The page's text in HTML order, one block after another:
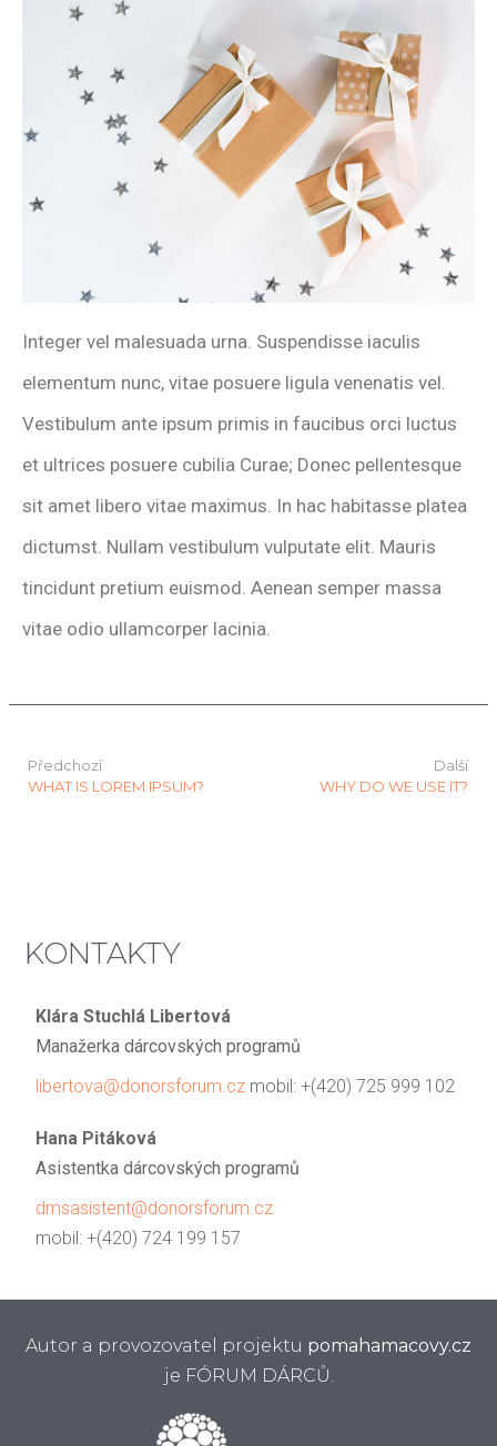
Integer vel malesuada urna. Suspendisse iaculis
elementum nunc, vitae posuere ligula venenatis vel.
Vestibulum ante ipsum primis in faucibus orci luctus
et ultrices posuere cubilia Curae; Donec pellentesque
sit amet libero vitae maximus. In hac habitasse platea
dictumst. Nullam vestibulum vulputate elit. Mauris
tincidunt pretium euismod. Aenean semper massa
vitae odio ullamcorper lacinia.
Předchozí
WHAT IS LOREM IPSUM?
Další
WHY DO WE USE IT?
KONTAKTY
Klára Stuchlá Libertová
Manažerka dárcovských programů
libertova@donorsforum.cz mobil: +(420) 725 999 102
Hana Pitáková
Asistentka dárcovských programů
dmsasistent@donorsforum.cz
mobil: +(420) 724 199 157
Autor a provozovatel projektu pomahamacovy.cz
je FÓRUM DÁRCŮ.